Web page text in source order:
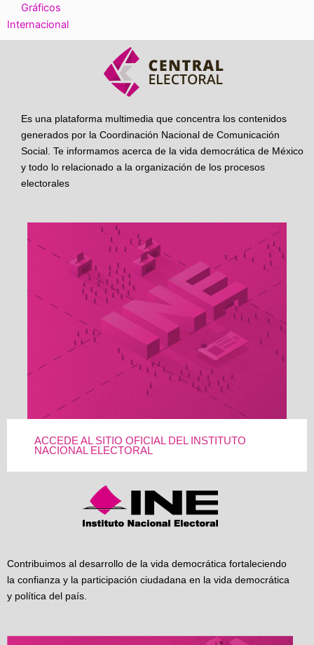
Gráficos
Internacional
Es una plataforma multimedia que concentra los contenidos
generados por la Coordinación Nacional de Comunicación
Social. Te informamos acerca de la vida democrática de México
y todo lo relacionado a la organización de los procesos
electorales
ACCEDE AL SITIO OFICIAL DEL INSTITUTO
NACIONAL ELECTORAL
Contribuimos al desarrollo de la vida democrática fortaleciendo
la confianza y la participación ciudadana en la vida democrática
y política del país.